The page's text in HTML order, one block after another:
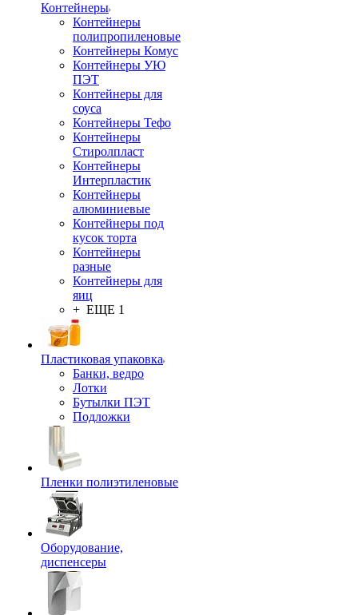
Контейнеры
Контейнеры
полипропиленовые
Контейнеры Комус
Контейнеры УЮ
ПЭТ
Контейнеры для
соуса
Контейнеры Тефо
Контейнеры
Стиролпласт
Контейнеры
Интерпластик
Контейнеры
алюминиевые
Контейнеры под
кусок торта
Контейнеры
разные
Контейнеры для
яиц
+ ЕЩЕ 1
Пластиковая упаковка
Банки, ведро
Лотки
Бутылки ПЭТ
Подложки
Пленки полиэтиленовые
Оборудование,
диспенсеры